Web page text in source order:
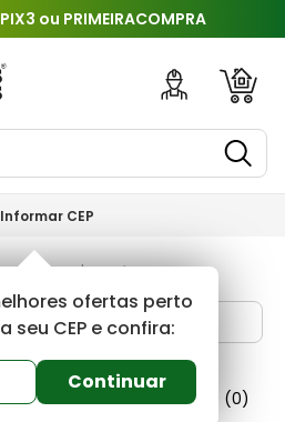
ou PRIMEIRACOMPRA
Informar CEP
ofertas perto
seu CEP e confira:
Continuar
e removedores
Duratto (0)